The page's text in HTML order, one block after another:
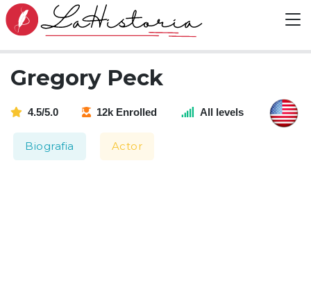
Gregory Peck
4.5/5.0 12k Enrolled All levels
Biografia Actor